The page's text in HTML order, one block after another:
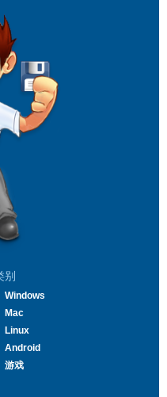
别
Windows
Mac
Linux
Android
游戏